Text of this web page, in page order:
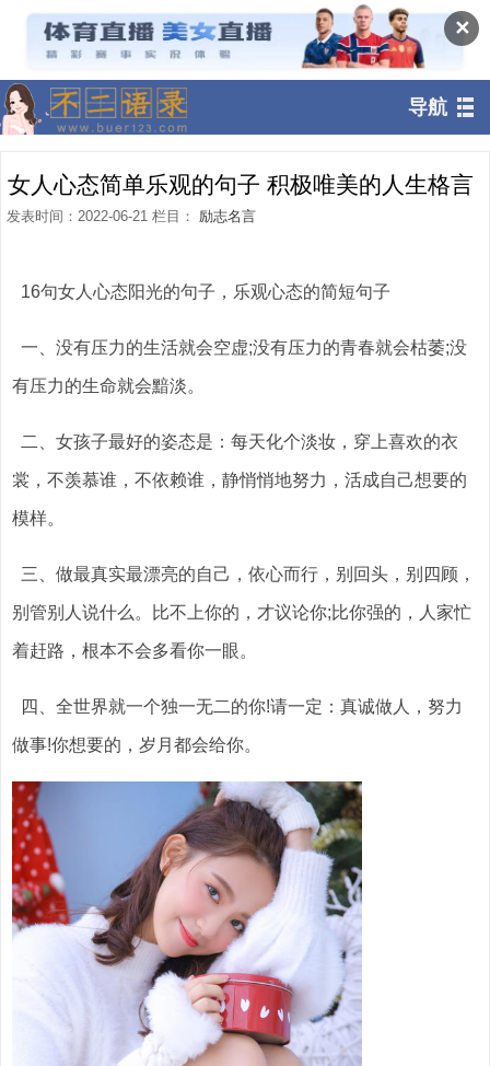
✕
导航
女人心态简单乐观的句子 积极唯美的人生格言
发表时间：2022-06-21 栏目： 励志名言
16句女人心态阳光的句子，乐观心态的简短句子
一、没有压力的生活就会空虚;没有压力的青春就会枯萎;没
有压力的生命就会黯淡。
二、女孩子最好的姿态是：每天化个淡妆，穿上喜欢的衣
裳，不羡慕谁，不依赖谁，静悄悄地努力，活成自己想要的
模样。
三、做最真实最漂亮的自己，依心而行，别回头，别四顾，
别管别人说什么。比不上你的，才议论你;比你强的，人家忙
着赶路，根本不会多看你一眼。
四、全世界就一个独一无二的你!请一定：真诚做人，努力
做事!你想要的，岁月都会给你。